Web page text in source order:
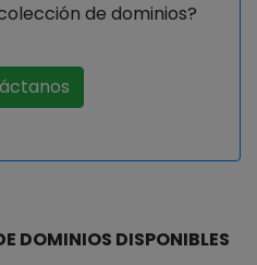
de dominios?
DOMINIOS DISPONIBLES